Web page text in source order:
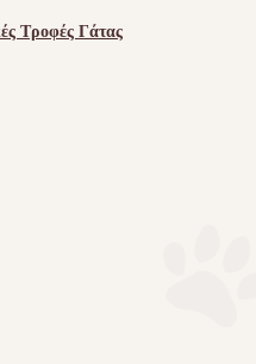
Τροφές Γάτας